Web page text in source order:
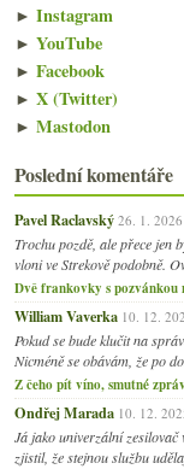
► Instagram
► YouTube
► Facebook
► X (Twitter)
► Mastodon
Poslední komentáře
Pavel Raclavský 26. 1. 2026
Trochu pozdě, ale přece jen
vloni ve Strekově podobně.
Dvě frankovky s pozvánkou
William Vaverka 10. 12.
Pokud se bude klučit na
Nicméně se obávám, že po
Z čeho pít víno, smutné
Ondřej Marada 10. 12.
Já jako univerzální
zjistil, že stejnou službu